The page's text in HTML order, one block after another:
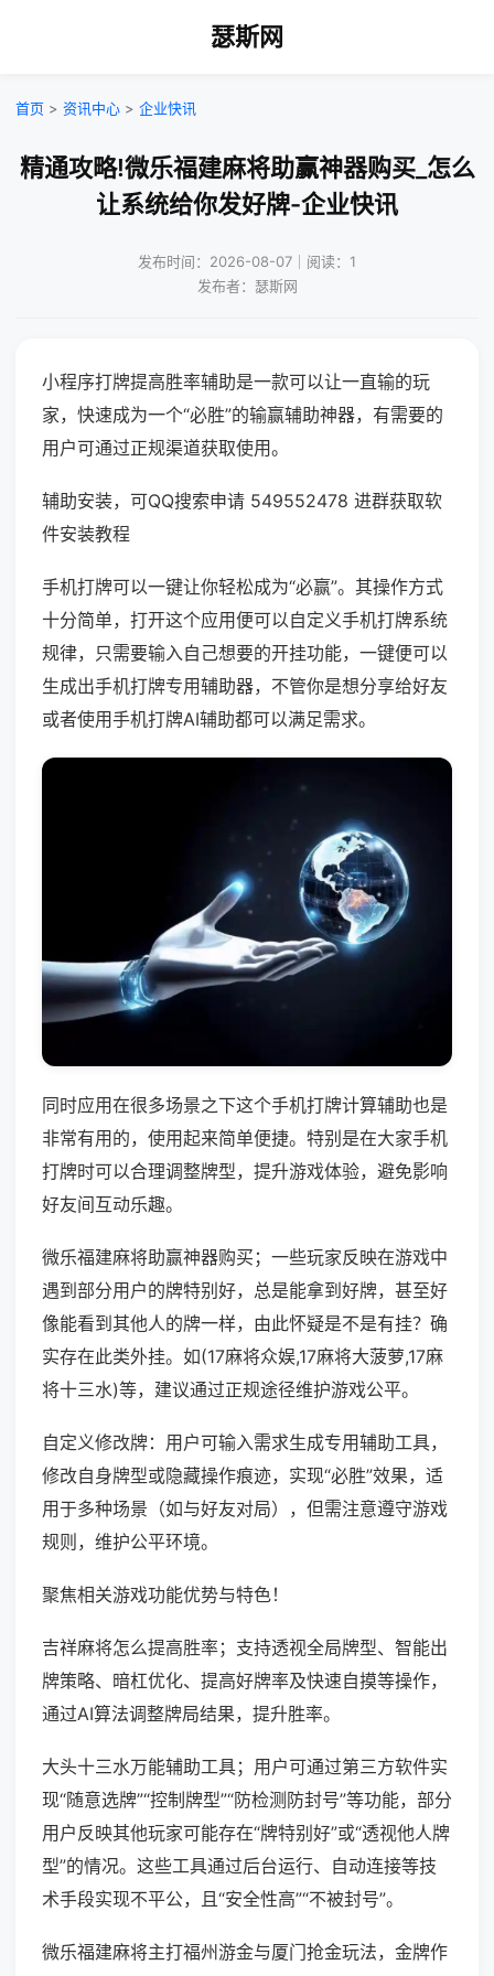
瑟斯网
首页 > 资讯中心 > 企业快讯
精通攻略!微乐福建麻将助赢神器购买_怎么
让系统给你发好牌-企业快讯
发布时间：2026-08-07｜阅读：1
发布者：瑟斯网
小程序打牌提高胜率辅助是一款可以让一直输的玩
家，快速成为一个“必胜”的输赢辅助神器，有需要的
用户可通过正规渠道获取使用。
辅助安装，可QQ搜索申请 549552478 进群获取软
件安装教程
手机打牌可以一键让你轻松成为“必赢”。其操作方式
十分简单，打开这个应用便可以自定义手机打牌系统
规律，只需要输入自己想要的开挂功能，一键便可以
生成出手机打牌专用辅助器，不管你是想分享给好友
或者使用手机打牌AI辅助都可以满足需求。
同时应用在很多场景之下这个手机打牌计算辅助也是
非常有用的，使用起来简单便捷。特别是在大家手机
打牌时可以合理调整牌型，提升游戏体验，避免影响
好友间互动乐趣。
微乐福建麻将助赢神器购买；一些玩家反映在游戏中
遇到部分用户的牌特别好，总是能拿到好牌，甚至好
像能看到其他人的牌一样，由此怀疑是不是有挂？确
实存在此类外挂。如(17麻将众娱,17麻将大菠萝,17麻
将十三水)等，建议通过正规途径维护游戏公平。
自定义修改牌：用户可输入需求生成专用辅助工具，
修改自身牌型或隐藏操作痕迹，实现“必胜”效果，适
用于多种场景（如与好友对局），但需注意遵守游戏
规则，维护公平环境。
聚焦相关游戏功能优势与特色！
吉祥麻将怎么提高胜率；支持透视全局牌型、智能出
牌策略、暗杠优化、提高好牌率及快速自摸等操作，
通过AI算法调整牌局结果，提升胜率。
大头十三水万能辅助工具；用户可通过第三方软件实
现“随意选牌”“控制牌型”“防检测防封号”等功能，部分
用户反映其他玩家可能存在“牌特别好”或“透视他人牌
型”的情况。这些工具通过后台运行、自动连接等技
术手段实现不平公，且“安全性高”“不被封号”。
微乐福建麻将主打福州游金与厦门抢金玩法，金牌作